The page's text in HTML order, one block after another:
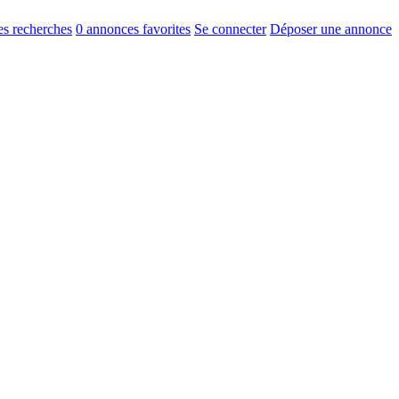
recherches 0 annonces favorites Se connecter Déposer une annonce